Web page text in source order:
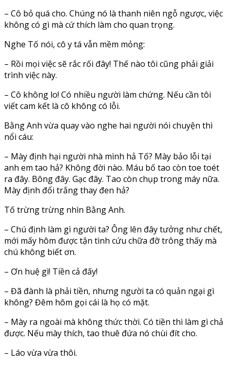
– Cô bỏ quá cho. Chúng nó là thanh niên ngỗ ngược, việc
không có gì mà cứ thích làm cho quan trọng.
Nghe Tố nói, cô y tá vẫn mềm mỏng:
– Rồi mọi việc sẽ rắc rối đây! Thế nào tôi cũng phải giải
trình việc này.
– Cô không lo! Có nhiều người làm chứng. Nếu cần tôi
viết cam kết là cô không có lỗi.
Bằng Anh vừa quay vào nghe hai người nói chuyện thì
nổi cáu:
– Mày định hại người nhà mình hả Tố? Mày bảo lỗi tại
anh em tao hả? Không đời nào. Máu bố tao còn toe toét
ra đây. Bông đây. Gạc đây. Tao còn chụp trong máy nữa.
Mày định đổi trắng thay đen hả?
Tố trừng trừng nhìn Bằng Anh.
– Chú định làm gì người ta? Ông lên đây tưởng như chết,
mới mấy hôm được tận tình cứu chữa đỡ trông thấy mà
chú không biết ơn.
– Ơn huệ gì! Tiền cả đấy!
– Đã đành là phải tiền, nhưng người ta có quản ngại gì
không? Đêm hôm gọi cái là họ có mặt.
– Mày ra ngoài mà không thức thời. Có tiền thì làm gì chả
được. Nếu mày thích, tao thuê đứa nó chùi đít cho.
– Láo vừa vừa thôi.